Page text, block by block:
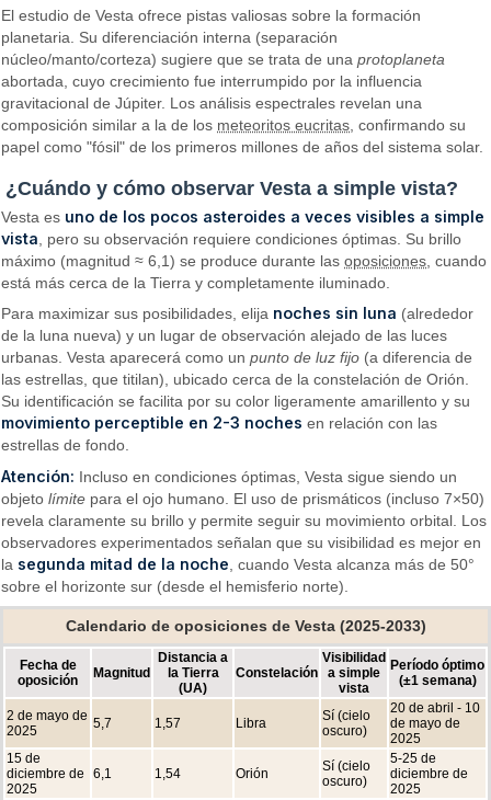
El estudio de Vesta ofrece pistas valiosas sobre la formación
planetaria. Su diferenciación interna (separación
núcleo/manto/corteza) sugiere que se trata de unaprotoplaneta
abortada, cuyo crecimiento fue interrumpido por la influencia
gravitacional de Júpiter. Los análisis espectrales revelan una
composición similar a la de los meteoritos eucritas, confirmando su
papel como "fósil" de los primeros millones de años del sistema solar.
¿Cuándo y cómo observar Vesta a simple vista?
Vesta es uno de los pocos asteroides a veces visibles a simple
vista , pero su observación requiere condiciones óptimas. Su brillo
máximo (magnitud ≈ 6,1) se produce durante lasoposiciones , cuando
está más cerca de la Tierra y completamente iluminado.
Para maximizar sus posibilidades, elija noches sin luna (alrededor
de la luna nueva) y un lugar de observación alejado de las luces
urbanas. Vesta aparecerá como unpunto de luz fijo (a diferencia de
las estrellas, que titilan), ubicado cerca de la constelación de Orión.
Su identificación se facilita por su color ligeramente amarillento y su
movimiento perceptible en 2-3 noches en relación con las
estrellas de fondo.
Atención: Incluso en condiciones óptimas, Vesta sigue siendo un
objetolímite para el ojo humano. El uso de prismáticos (incluso 7×50)
revela claramente su brillo y permite seguir su movimiento orbital. Los
observadores experimentados señalan que su visibilidad es mejor en
la segunda mitad de la noche , cuando Vesta alcanza más de 50°
sobre el horizonte sur (desde el hemisferio norte).
Calendario de oposiciones de Vesta (2025-2033)
Fecha de
oposición
Magnitud
Distancia a
la Tierra
(UA)
Constelación
Visibilidad
a simple
vista
Período óptimo
(±1 semana)
2 de mayo de
2025
5,7 1,57 Libra
Sí (cielo
oscuro)
20 de abril - 10
de mayo de
2025
15 de
diciembre de
2025
6,1 1,54 Orión
Sí (cielo
oscuro)
5-25 de
diciembre de
2025